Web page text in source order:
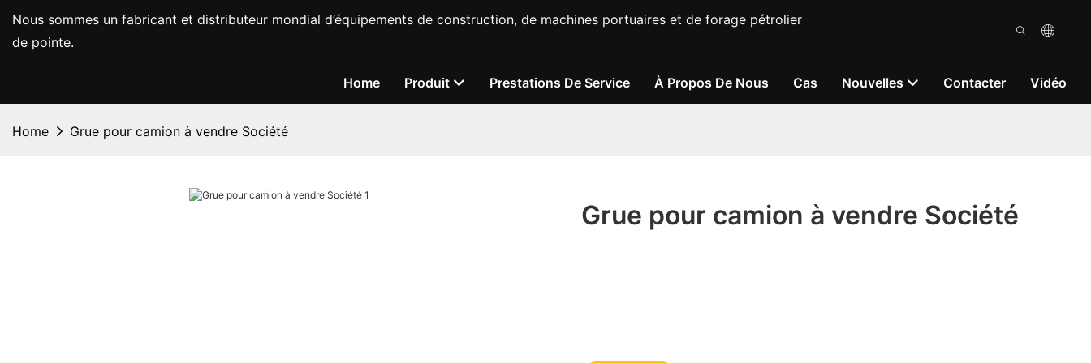
Nous sommes un fabricant et distributeur mondial d’équipements de construction, de machines portuaires et de forage pétrolier
de pointe.
Home Produit Prestations De Service À Propos De Nous Cas Nouvelles Contacter Vidéo
Home Grue pour camion à vendre Société
Grue pour camion à vendre Société